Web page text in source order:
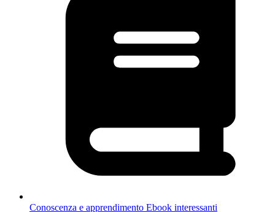
Conoscenza e apprendimento Ebook interessanti